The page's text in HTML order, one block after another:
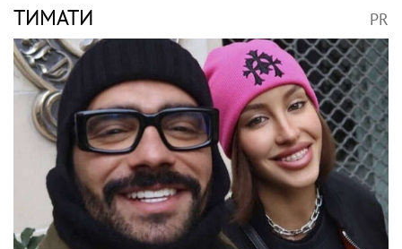
Губерниев назвал Бузову дояркой на селе
КОРОЛЁВА PR